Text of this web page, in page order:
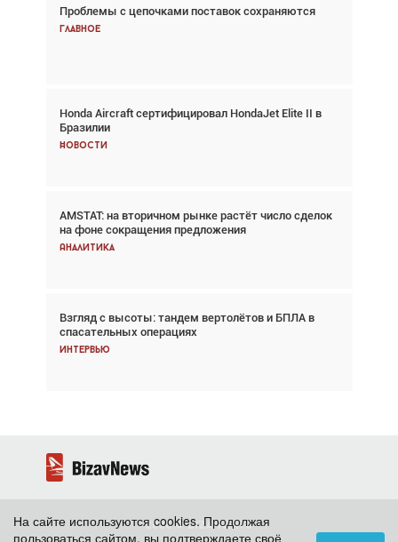
Проблемы с цепочками поставок сохраняются
Главное
Honda Aircraft сертифицировал HondaJet Elite II в
Бразилии
Новости
AMSTAT: на вторичном рынке растёт число сделок
на фоне сокращения предложения
Аналитика
Взгляд с высоты: тандем вертолётов и БПЛА в
спасательных операциях
Интервью
Взгляд с высоты: тандем вертолётов и БПЛА в
спасательных операциях
Авиационный фотограф Дэйв Кох: «Фотография
говорит сама за себя... а ИИ всё портит»
Новости
Проблемы с цепочками поставок сохраняются
Аналитика
Частный самолёт – это актив. Подходите к
покупке соответствующим образом
Интервью
2026 ©BizavNews
На сайте используются cookies. Продолжая
пользоваться сайтом, вы подтверждаете своё